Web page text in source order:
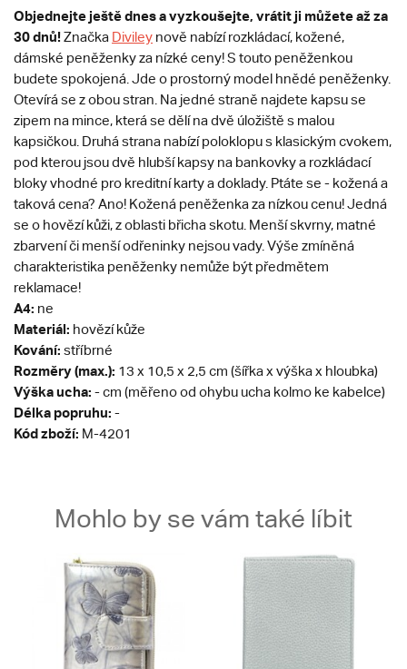
Objednejte ještě dnes a vyzkoušejte, vrátit ji můžete až za
30 dnů!Značka Diviley nově nabízí rozkládací, kožené,
dámské peněženky za nízké ceny! S touto peněženkou
budete spokojená. Jde o prostorný model hnědé peněženky.
Otevírá se z obou stran. Na jedné straně najdete kapsu se
zipem na mince, která se dělí na dvě úložiště s malou
kapsičkou. Druhá strana nabízí poloklopu s klasickým cvokem,
pod kterou jsou dvě hlubší kapsy na bankovky a rozkládací
bloky vhodné pro kreditní karty a doklady. Ptáte se - kožená a
taková cena? Ano! Kožená peněženka za nízkou cenu! Jedná
se o hovězí kůži, z oblasti břicha skotu. Menší skvrny, matné
zbarvení či menší odřeninky nejsou vady. Výše zmíněná
charakteristika peněženky nemůže být předmětem
reklamace!
A4: ne
Materiál: hovězí kůže
Kování: stříbrné
Rozměry (max.): 13 x 10,5 x 2,5 cm (šířka x výška x hloubka)
Výška ucha: - cm (měřeno od ohybu ucha kolmo ke kabelce)
Délka popruhu: -
Kód zboží: M-4201
Mohlo by se vám také líbit